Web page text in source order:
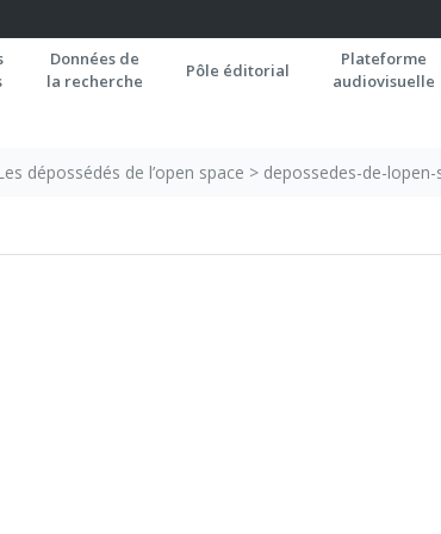
Données de
la recherche
Pôle éditorial
Plateforme
audiovisuelle
dépossédés de l’open space > depossedes-de-lopen-